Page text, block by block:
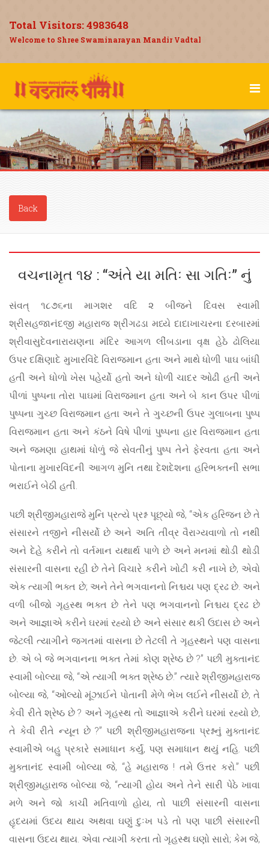
Total Visitors:4983648
Welcome to Shree Swaminarayan Mandir Vadtal
Back
વચનામૃત ૧૪ : “અંતે યા મતિઃ સા ગતિઃ” નું
સંવત્ ૧૮૭૬ના માગશર વદિ ૨ બીજને દિવસ સ્વામી
શ્રીસહજાનંદજી મહારાજ શ્રીગઢડા મધ્યે દાદાખાચરના દરબારમાં
શ્રીવાસુદેવનારાયણના મંદિર આગળ લીંબડાના વૃક્ષ હેઠે ઢોલિયા
ઉપર દક્ષિણાદે મુખારવિંદે વિરાજમાન હતા અને માથે ધોળી પાઘ બાંધી
હતી અને ધોળો ખેસ પહેર્યો હતો અને ધોળી ચાદર ઓઢી હતી અને
પીળાં પુષ્પના તોરા પાઘમાં વિરાજમાન હતા અને બે કાન ઉપર પીળાં
પુષ્પના ગુચ્છ વિરાજમાન હતા અને તે ગુચ્છની ઉપર ગુલાબના પુષ્પ
વિરાજમાન હતા અને કંઠને વિષે પીળાં પુષ્પના હાર વિરાજમાન હતા
અને જમણા હાથમાં ધોળું જે સેવતીનું પુષ્પ તેને ફેરવતા હતા અને
પોતાના મુખારવિંદની આગળ મુનિ તથા દેશદેશના હરિભક્તની સભા
ભરાઈને બેઠી હતી.
પછી શ્રીજીમહારાજે મુનિ પ્રત્યે પ્રશ્ન પૂછ્યો જે, “એક હરિજન છે તે
સંસારને તજીને નીસર્યો છે અને અતિ તીવ્ર વૈરાગ્યવાળો તો નથી
અને દેહે કરીને તો વર્તમાન યથાર્થ પાળે છે અને મનમાં થોડી થોડી
સંસારની વાસના રહી છે તેને વિચારે કરીને ખોટી કરી નાખે છે, એવો
એક ત્યાગી ભક્ત છે; અને તેને ભગવાનનો નિશ્ચય પણ દ્રઢ છે. અને
વળી બીજો ગૃહસ્થ ભક્ત છે તેને પણ ભગવાનનો નિશ્ચય દ્રઢ છે
અને આજ્ઞાએ કરીને ઘરમાં રહ્યો છે અને સંસાર થકી ઉદાસ છે અને
જેટલી ત્યાગીને જગતમાં વાસના છે તેટલી તે ગૃહસ્થને પણ વાસના
છે. એ બે જે ભગવાનના ભક્ત તેમાં કોણ શ્રેષ્ઠ છે ?” પછી મુક્તાનંદ
સ્વામી બોલ્યા જે, “એ ત્યાગી ભક્ત શ્રેષ્ઠ છે.” ત્યારે શ્રીજીમહારાજ
બોલ્યા જે, “ઓલ્યો મૂંઝાઈને પોતાની મેળે ભેખ લઈને નીસર્યો છે, તે
કેવી રીતે શ્રેષ્ઠ છે ? અને ગૃહસ્થ તો આજ્ઞાએ કરીને ઘરમાં રહ્યો છે,
તે કેવી રીતે ન્યૂન છે ?” પછી શ્રીજીમહારાજના પ્રશ્નનું મુક્તાનંદ
સ્વામીએ બહુ પ્રકારે સમાધાન કર્યું, પણ સમાધાન થયું નહિ. પછી
મુક્તાનંદ સ્વામી બોલ્યા જે, “હે મહારાજ ! તમે ઉત્તર કરો.” પછી
શ્રીજીમહારાજ બોલ્યા જે, “ત્યાગી હોય અને તેને સારી પેઠે ખાવા
મળે અને જો કાચી મતિવાળો હોય, તો પાછી સંસારની વાસના
હૃદયમાં ઉદય થાય અથવા ઘણું દુઃખ પડે તો પણ પાછી સંસારની
વાસના ઉદય થાય. એવા ત્યાગી કરતા તો ગૃહસ્થ ઘણો સારો; કેમ જે,